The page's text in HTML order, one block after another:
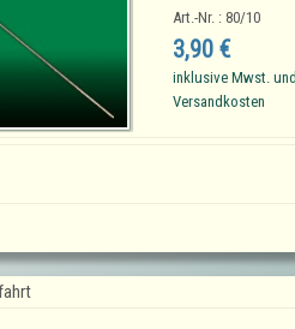
Art.-Nr. : 80/10
3,90 €
inklusive Mwst. und
Versandkosten